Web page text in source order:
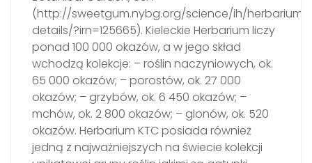
(http://sweetgum.nybg.org/science/ih/herbarium-
details/?irn=125665). Kieleckie Herbarium liczy
ponad 100 000 okazów, a w jego skład
wchodzą kolekcje: – roślin naczyniowych, ok.
65 000 okazów; – porostów, ok. 27 000
okazów; – grzybów, ok. 6 450 okazów; –
mchów, ok. 2 800 okazów; – glonów, ok. 520
okazów. Herbarium KTC posiada również
jedną z najważniejszych na świecie kolekcji